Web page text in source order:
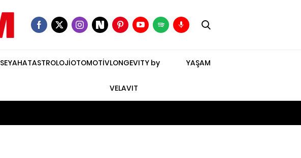
SEYAHATASTROLOJİOTOMOTİVLONGEVITY by
VELAVIT
YAŞAM